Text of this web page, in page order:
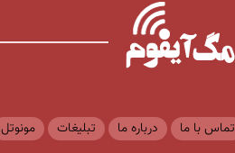
تماس با ما درباره ما تبلیغات مونوتل